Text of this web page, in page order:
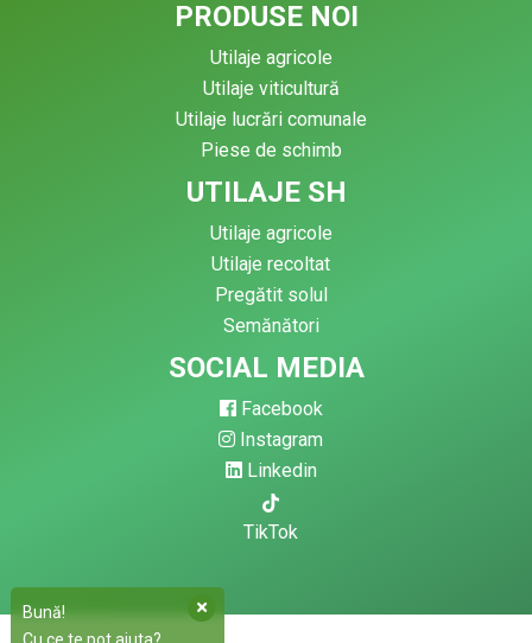
PRODUSE NOI
Utilaje agricole
Utilaje viticultură
Utilaje lucrări comunale
Piese de schimb
UTILAJE SH
Utilaje agricole
Utilaje recoltat
Pregătit solul
Semănători
SOCIAL MEDIA
Facebook
Instagram
Linkedin
TikTok
Bună!